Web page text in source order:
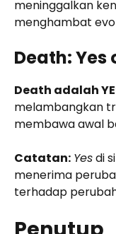
meninggalkan
menghambat
Death: Yes
Death adalah
melambangkan
membawa awal
Catatan: Yesdi
menerima
terhadap